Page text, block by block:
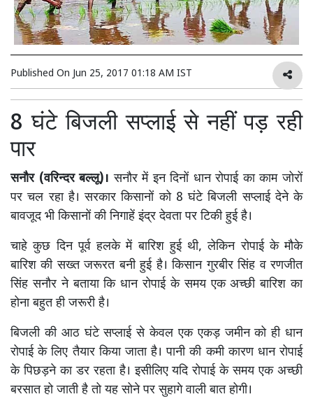
Published On Jun 25, 2017 01:18 AM IST
8 घंटे बिजली सप्लाई से नहीं पड़ रही
पार
सनौर (वरिन्दर बल्लू)। सनौर में इन दिनों धान रोपाई का काम जोरों
पर चल रहा है। सरकार किसानों को 8 घंटे बिजली सप्लाई देने के
बावजूद भी किसानों की निगाहें इंद्र देवता पर टिकी हुई है।
चाहे कुछ दिन पूर्व हलके में बारिश हुई थी, लेकिन रोपाई के मौके
बारिश की सख्त जरूरत बनी हुई है। किसान गुरबीर सिंह व रणजीत
सिंह सनौर ने बताया कि धान रोपाई के समय एक अच्छी बारिश का
होना बहुत ही जरूरी है।
बिजली की आठ घंटे सप्लाई से केवल एक एकड़ जमीन को ही धान
रोपाई के लिए तैयार किया जाता है। पानी की कमी कारण धान रोपाई
के पिछड़ने का डर रहता है। इसीलिए यदि रोपाई के समय एक अच्छी
बरसात हो जाती है तो यह सोने पर सुहागे वाली बात होगी।